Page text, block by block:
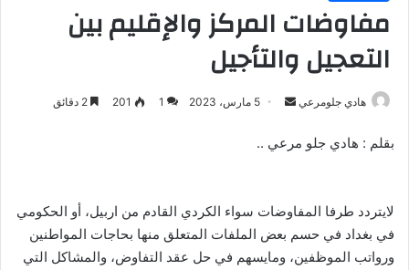
مفاوضات المركز والإقليم بين
التعجيل والتأجيل
هادي جلومرعي
أرسل
إلكترونيا
5 مارس، 2023 1
201
بقلم : هادي جلو مرعي ..
لايتردد طرفا المفاوضات سواء الكردي القادم من اربيل، أو الحكومي
في بغداد في حسم بعض الملفات المتعلق منها بحاجات المواطنين
ورواتب الموظفين، ومايسهم في حل عقد التفاوض، والمشاكل التي